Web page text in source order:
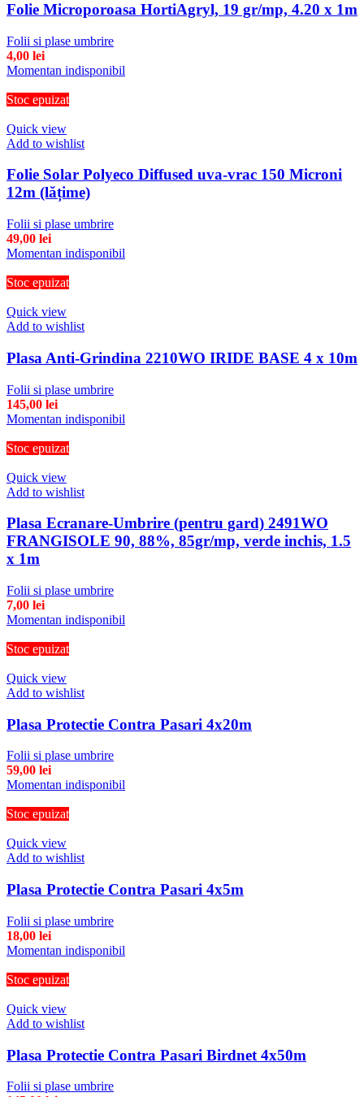
Folie Microporoasa HortiAgryl, 19 gr/mp, 4.20 x 1m
Folii si plase umbrire
4,00 lei
Momentan indisponibil
Stoc epuizat
Quick view
Add to wishlist
Folie Solar Polyeco Diffused uva-vrac 150 Microni
12m (lățime)
Folii si plase umbrire
49,00 lei
Momentan indisponibil
Stoc epuizat
Quick view
Add to wishlist
Plasa Anti-Grindina 2210WO IRIDE BASE 4 x 10m
Folii si plase umbrire
145,00 lei
Momentan indisponibil
Stoc epuizat
Quick view
Add to wishlist
Plasa Ecranare-Umbrire (pentru gard) 2491WO
FRANGISOLE 90, 88%, 85gr/mp, verde inchis, 1.5
x 1m
Folii si plase umbrire
7,00 lei
Momentan indisponibil
Stoc epuizat
Quick view
Add to wishlist
Plasa Protectie Contra Pasari 4x20m
Folii si plase umbrire
59,00 lei
Momentan indisponibil
Stoc epuizat
Quick view
Add to wishlist
Plasa Protectie Contra Pasari 4x5m
Folii si plase umbrire
18,00 lei
Momentan indisponibil
Stoc epuizat
Quick view
Add to wishlist
Plasa Protectie Contra Pasari Birdnet 4x50m
Folii si plase umbrire